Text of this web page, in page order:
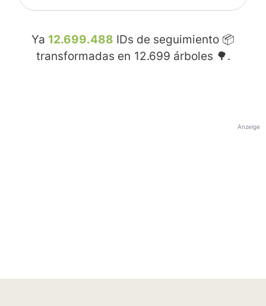
Ya 12.699.488 IDs de seguimiento 📦
transformadas en 12.699 árboles 🌳.
Anzeige